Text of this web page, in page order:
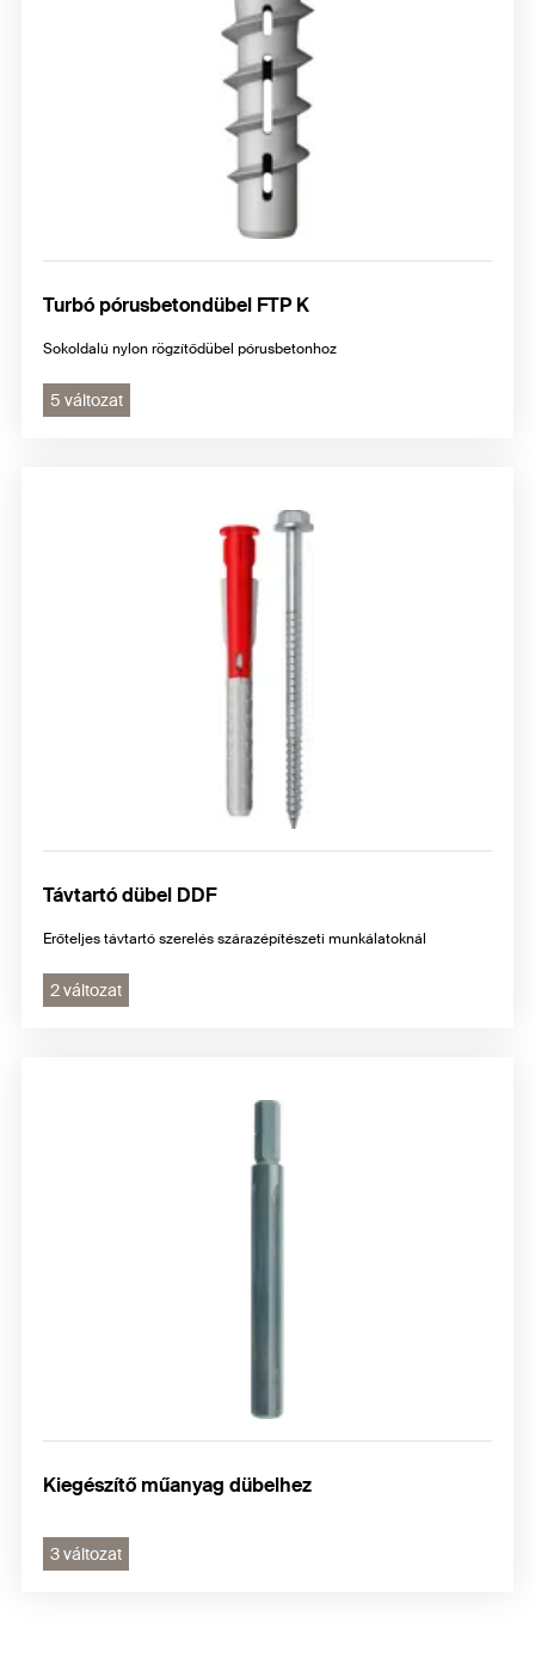
Turbó pórusbetondübel FTP K
Sokoldalú nylon rögzítődübel pórusbetonhoz
5 változat
Távtartó dübel DDF
Erőteljes távtartó szerelés szárazépítészeti munkálatoknál
2 változat
Kiegészítő műanyag dübelhez
3 változat